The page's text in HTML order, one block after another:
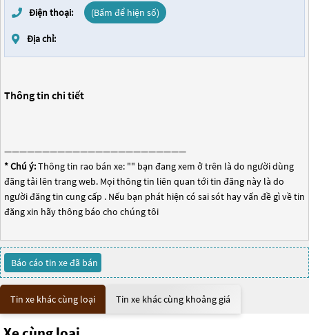
Điện thoại: (Bấm để hiện số)
Địa chỉ:
Thông tin chi tiết
————————————————————————
* Chú ý:Thông tin rao bán xe: "" bạn đang xem ở trên là do người dùng
đăng tải lên trang web. Mọi thông tin liên quan tới tin đăng này là do
người đăng tin cung cấp . Nếu bạn phát hiện có sai sót hay vấn đề gì về tin
đăng xin hãy thông báo cho chúng tôi
Báo cáo tin xe đã bán
Tin xe khác cùng loại Tin xe khác cùng khoảng giá